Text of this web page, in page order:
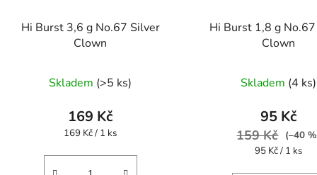
Hi Burst 3,6 g No.67 Silver
Clown
hodnocení
produktu
je
z
Skladem (>5 ks)
169 Kč
Měrná
169 Kč / 1 ks
Hi Burst 1,8 g
Clown
produktu
je
5,0
Skladem (4 ks)
95 Kč
159 Kč (–40
Měrná
95 Kč / 1 ks